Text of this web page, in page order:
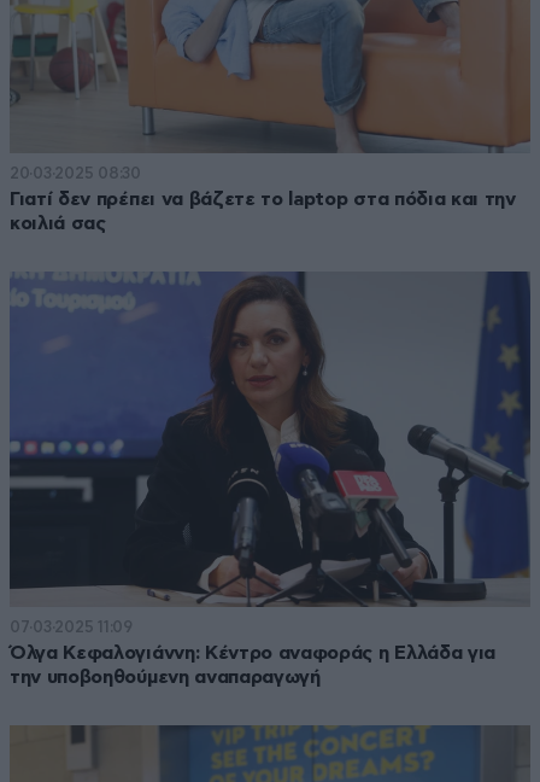
20·03·2025 08:30
Γιατί δεν πρέπει να βάζετε το laptop στα πόδια και την
κοιλιά σας
07·03·2025 11:09
Όλγα Κεφαλογιάννη: Κέντρο αναφοράς η Ελλάδα για
την υποβοηθούμενη αναπαραγωγή